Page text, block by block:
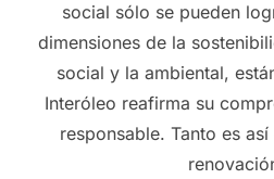
social sólo se pueden
dimensiones de la
social y la ambiental,
Interóleo reafirma su
responsable. Tanto es